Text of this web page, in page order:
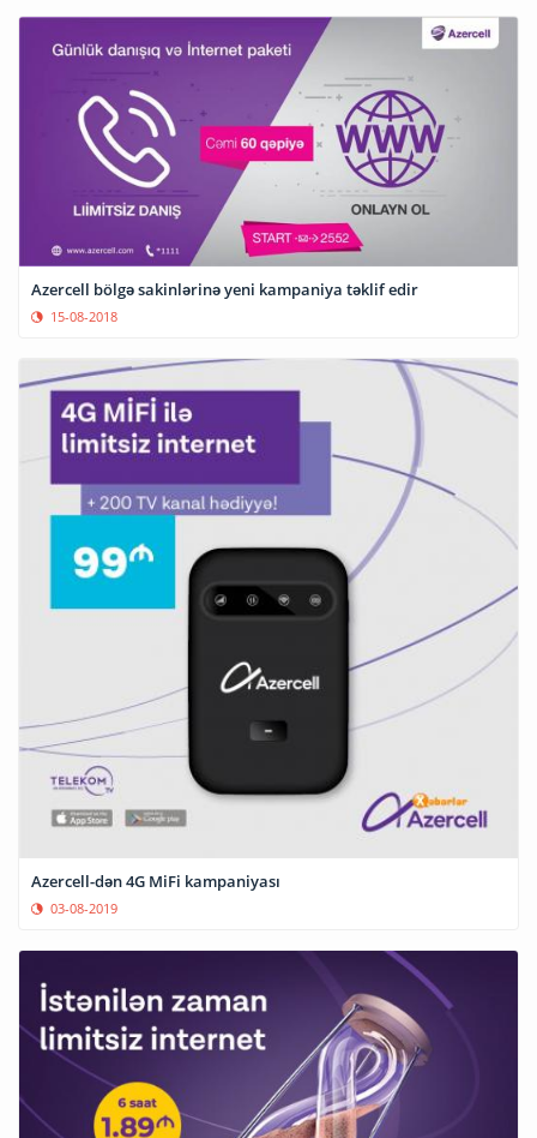
Azercell bölgə sakinlərinə yeni kampaniya təklif edir
15-08-2018
Azercell-dən 4G MiFi kampaniyası
03-08-2019